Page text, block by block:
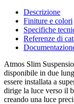
Descrizione
Finiture e colori
Specifiche
Referenze di
Atmos Slim
disponibile in due
essere installata a
dirige la luce verso il
creando una luce